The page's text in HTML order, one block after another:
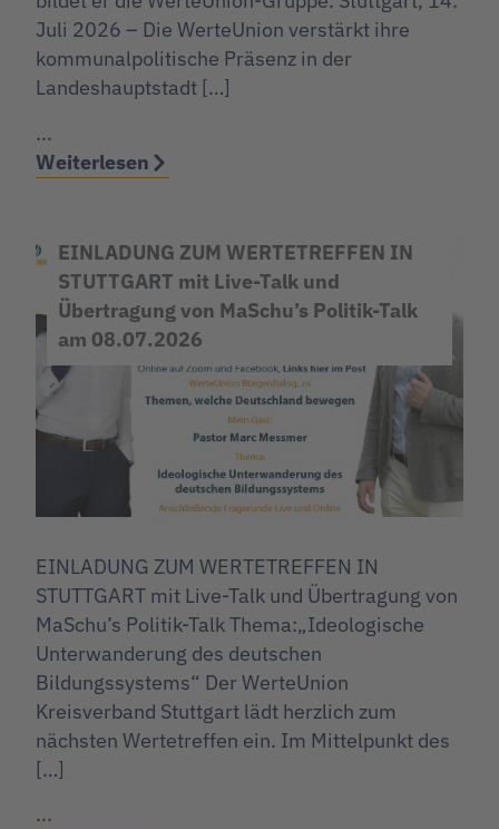
Juli 2026 – Die WerteUnion verstärkt ihre
kommunalpolitische Präsenz in der
Landeshauptstadt […]
...
Weiterlesen
EINLADUNG ZUM WERTETREFFEN IN
STUTTGART mit Live-Talk und
Übertragung von MaSchu’s Politik-Talk
am 08.07.2026
EINLADUNG ZUM WERTETREFFEN IN
STUTTGART mit Live-Talk und Übertragung von
MaSchu’s Politik-Talk Thema:„Ideologische
Unterwanderung des deutschen
Bildungssystems“ Der WerteUnion
Kreisverband Stuttgart lädt herzlich zum
nächsten Wertetreffen ein. Im Mittelpunkt des
[…]
...